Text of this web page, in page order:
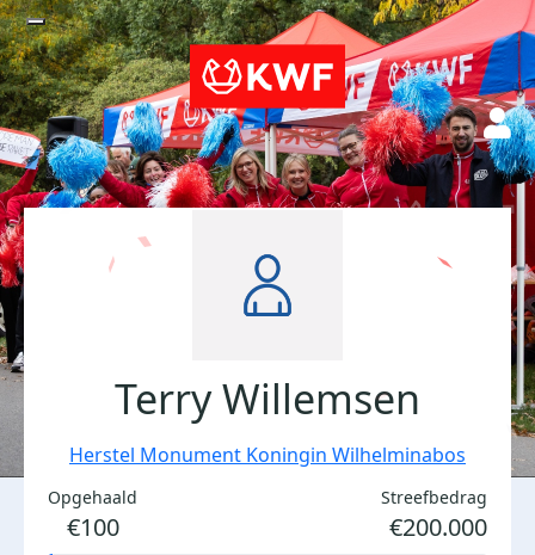
Terry Willemsen
Herstel Monument Koningin Wilhelminabos
Opgehaald
€100
Streefbedrag
€200.000